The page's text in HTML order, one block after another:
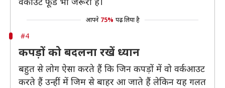
आपने 75% पढ़ लिया है
#4
कपड़ों को बदलना रखें ध्यान
बहुत से लोग ऐसा करते हैं कि जिन कपड़ों में वो वर्कआउट
करते हैं उन्हीं में जिम से बाहर आ जाते हैं लेकिन यह गलत